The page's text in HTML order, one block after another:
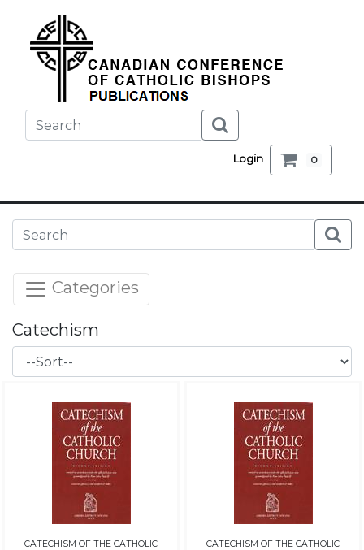
Login 0
Categories
Catechism
CATECHISM OF THE CATHOLIC
CATECHISM OF THE CATHOLIC